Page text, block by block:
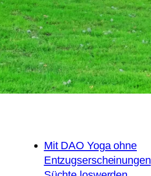
Mit DAO Yoga ohne
Entzugserscheinungen